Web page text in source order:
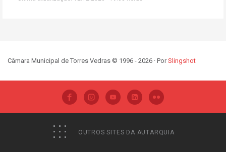
Câmara Municipal de Torres Vedras © 1996 - 2026 · PorSlingshot
OUTROS SITES DA AUTARQUIA